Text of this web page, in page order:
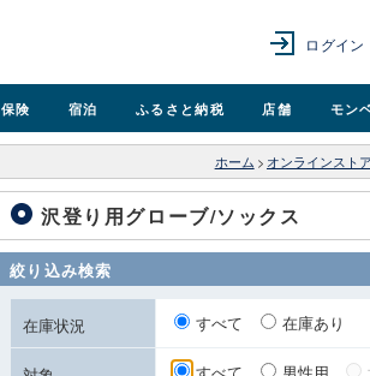
ログイン
保険 宿泊 ふるさと納税 店舗 モン
ホーム > オンラインストア
沢登り用グローブ/ソックス
絞り込み検索
在庫状況 すべて 在庫あり